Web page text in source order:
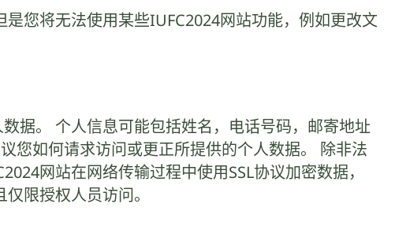
您将无法使用某些IUFC2024网站功能，例如更改文
据。 个人信息可能包括姓名，电话号码，邮寄地址
您如何请求访问或更正所提供的个人数据。 除非法
网站在网络传输过程中使用SSL协议加密数据，
限授权人员访问。